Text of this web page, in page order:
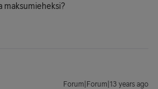
maksumieheksi?
Forum|Forum|13 years ago